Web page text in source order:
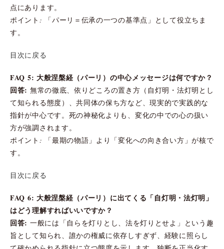
点にあります。
ポイント: 「パーリ＝伝承の一つの基準点」として役立ちま
す。
目次に戻る
FAQ 5: 大般涅槃経（パーリ）の中心メッセージは何ですか？
回答: 無常の徹底、依りどころの置き方（自灯明・法灯明とし
て知られる態度）、共同体の保ち方など、現実的で実践的な
指針が中心です。死の神秘化よりも、変化の中での心の扱い
方が強調されます。
ポイント: 「最期の物語」より「変化への向き合い方」が核で
す。
目次に戻る
FAQ 6: 大般涅槃経（パーリ）に出てくる「自灯明・法灯明」
はどう理解すればいいですか？
回答: 一般には「自らを灯りとし、法を灯りとせよ」という趣
旨として知られ、誰かの権威に依存しすぎず、経験に照らし